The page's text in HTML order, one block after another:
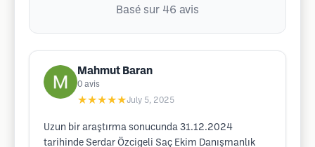
Basé sur 46 avis
Mahmut Baran
0 avis
★★★★★July 5, 2025
Uzun bir araştırma sonucunda 31.12.2024
tarihinde Serdar Özcigeli Saç Ekim Danışmanlık